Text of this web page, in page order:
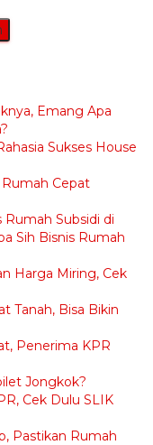
Emang Apa
Sukses House
Cepat
Subsidi di
Sih Bisnis Rumah
Harga Miring, Cek
Tanah, Bisa Bikin
Penerima KPR
Jongkok?
Cek Dulu SLIK
Pastikan Rumah